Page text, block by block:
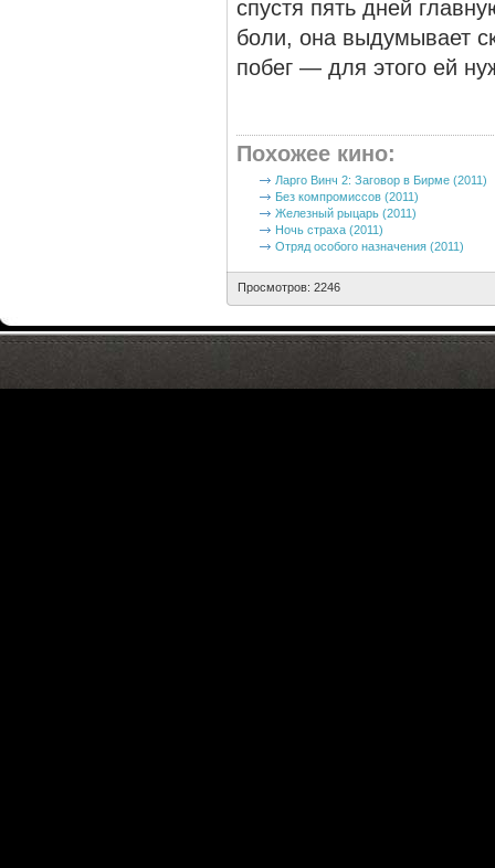
спустя пять дней
боли, она выдумывает
побег — для этого ей
Похожее кино:
Ларго Винч 2: Заговор в Бирме (2011)
Без компромиссов (2011)
Железный рыцарь (2011)
Ночь страха (2011)
Отряд особого назначения (2011)
Просмотров: 2246